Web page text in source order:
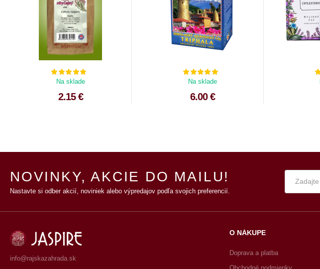
Na sklade
2.15 €
Na sklade
6.00 €
NOVINKY, AKCIE DO MAILU!
Nastavte si odber akcií, noviniek alebo výpredajov podľa svojich preferencií.
info@rajskazahrada.sk
O NÁKUPE
Doprava a platba